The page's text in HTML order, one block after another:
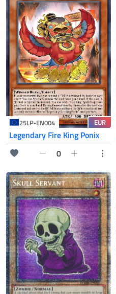
25LP-EN004 EUR
Legendary Fire King Ponix
0